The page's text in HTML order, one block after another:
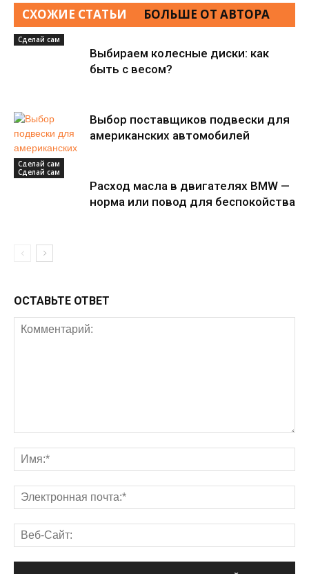
СХОЖИЕ СТАТЬИ БОЛЬШЕ ОТ АВТОРА
Сделай сам
Выбираем колесные диски: как
быть с весом?
Сделай сам
Выбор поставщиков подвески для
американских автомобилей
Сделай сам
Расход масла в двигателях BMW —
норма или повод для беспокойства
ОСТАВЬТЕ ОТВЕТ